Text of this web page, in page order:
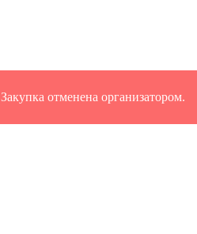
Закупка отменена организатором.